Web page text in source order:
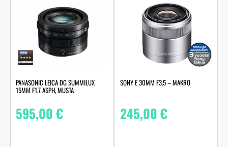
PANASONIC LEICA DG SUMMILUX
15MM F1.7 ASPH, MUSTA
595,00€
SONY E 30MM F3.5 – MAKRO
245,00€